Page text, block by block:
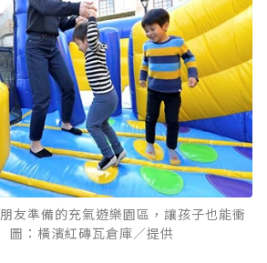
友準備的充氣遊樂園區，讓孩子也能衝
：橫濱紅磚瓦倉庫／提供